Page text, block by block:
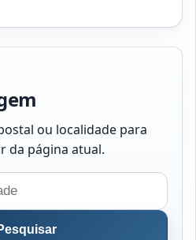
ou localidade para
da página atual.